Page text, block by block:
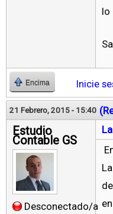
lo
Encima Inicie
21 Febrero, 2015 - 15:40
Estudio
Contable GS
Desconectado/a